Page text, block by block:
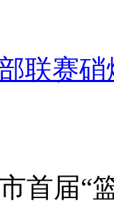
联赛硝
首届“